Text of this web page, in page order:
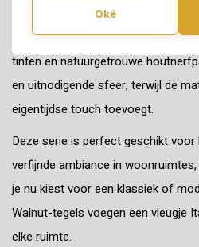
Oké
prachtige uitstraling van echt
duurzaamheid en veelzijdigheid
tinten en natuurgetrouwe
en uitnodigende sfeer, terwijl de
eigentijdse touch toevoegt.
Deze serie is perfect geschikt voor
verfijnde ambiance in
je nu kiest voor een klassiek of
Walnut-tegels voegen een vleugje
elke ruimte.